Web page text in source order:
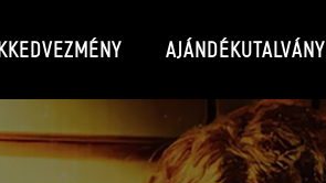
AJÁNDÉKUTALVÁNY